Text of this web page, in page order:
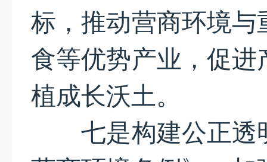
标，推动营商环境
食等优势产业，促
植成长沃土。
七是构建公正透